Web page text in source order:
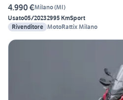
4.990 €Milano(MI)
Usato05/20232995 KmSport
Rivenditore MotoRattix Milano